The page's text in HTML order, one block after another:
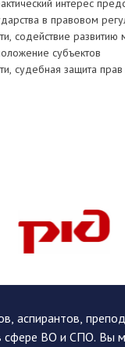
интерес
в правовом
содействие развитию
субъектов
судебная защита
аспирантов,
сфере ВО и СПО. Вы